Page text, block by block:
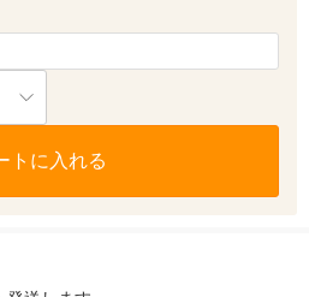
トに入れる